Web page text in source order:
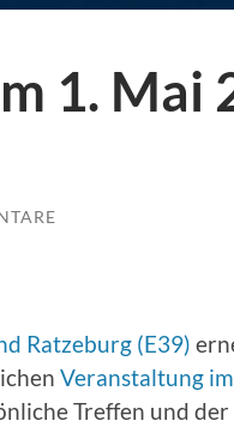
1. Mai
Ratzeburg (E39)
Veranstaltung
Treffen und